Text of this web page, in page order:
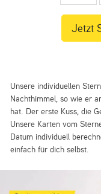
Unsere individuellen
Nachthimmel, so wie er
hat. Der erste Kuss, die
Unsere Karten vom
Datum individuell
einfach für dich selbst.